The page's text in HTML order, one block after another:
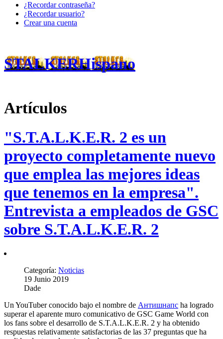
¿Recordar contraseña?
¿Recordar usuario?
Crear una cuenta
STALKERHispano
Artículos
"S.T.A.L.K.E.R. 2 es un
proyecto completamente nuevo
que emplea las mejores ideas
que tenemos en la empresa".
Entrevista a empleados de GSC
sobre S.T.A.L.K.E.R. 2
Categoría: Noticias
19 Junio 2019
Dade
Un YouTuber conocido bajo el nombre de Антишнапс ha logrado
superar el aparente muro comunicativo de GSC Game World con
los fans sobre el desarrollo de S.T.A.L.K.E.R. 2 y ha obtenido
respuestas relativamente satisfactorias de las 37 preguntas que ha